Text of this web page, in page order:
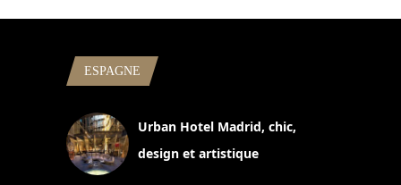
ESPAGNE
Urban Hotel Madrid, chic,
design et artistique